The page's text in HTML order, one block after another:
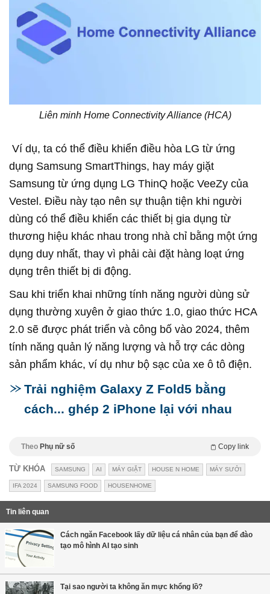
Liên minh Home Connectivity Alliance (HCA)
Ví dụ, ta có thể điều khiển điều hòa LG từ ứng
dụng Samsung SmartThings, hay máy giặt
Samsung từ ứng dụng LG ThinQ hoặc VeeZy của
Vestel. Điều này tạo nên sự thuận tiện khi người
dùng có thể điều khiển các thiết bị gia dụng từ
thương hiệu khác nhau trong nhà chỉ bằng một ứng
dụng duy nhất, thay vì phải cài đặt hàng loạt ứng
dụng trên thiết bị di động.
Sau khi triển khai những tính năng người dùng sử
dụng thường xuyên ở giao thức 1.0, giao thức HCA
2.0 sẽ được phát triển và công bố vào 2024, thêm
tính năng quản lý năng lượng và hỗ trợ các dòng
sản phẩm khác, ví dụ như bộ sạc của xe ô tô điện.
Trải nghiệm Galaxy Z Fold5 bằng
cách... ghép 2 iPhone lại với nhau
Theo Phụ nữ số Copy link
TỪ KHÓA SAMSUNG AI MÁY GIẶT HOUSE N HOME MÁY SƯỞI
IFA 2024 SAMSUNG FOOD HOUSENHOME
Tin liên quan
Cách ngăn Facebook lấy dữ liệu cá nhân của bạn để đào
tạo mô hình AI tạo sinh
Tại sao người ta không ăn mực khổng lồ?